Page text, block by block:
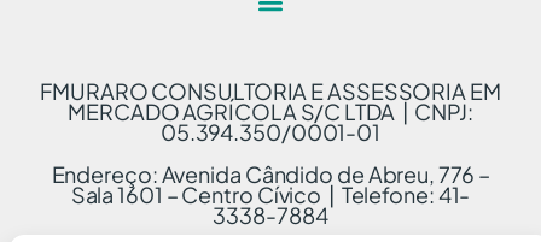
FMURARO CONSULTORIA E ASSESSORIA EM
MERCADO AGRÍCOLA S/C LTDA | CNPJ:
05.394.350/0001-01
Endereço: Avenida Cândido de Abreu, 776 –
Sala 1601 – Centro Cívico | Telefone: 41-
3338-7884